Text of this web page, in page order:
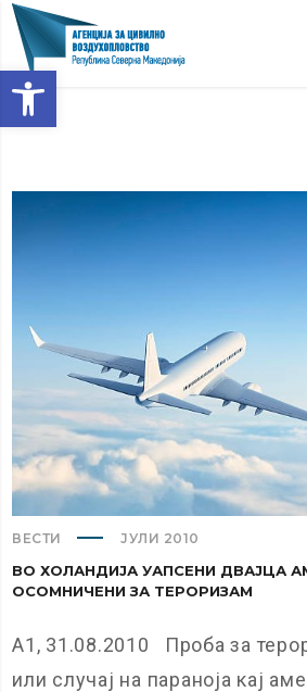
Open toolbar
ВЕСТИ ЈУЛИ 2010
ВО ХОЛАНДИЈА УАПСЕНИ ДВАЈЦА
ОСОМНИЧЕНИ ЗА ТЕРОРИЗАМ
А1, 31.08.2010 Проба за
или случај на параноја кај